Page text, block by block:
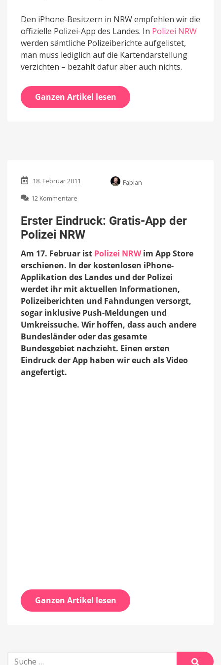
Den iPhone-Besitzern in NRW empfehlen wir die
offizielle Polizei-App des Landes. In Polizei NRW
werden sämtliche Polizeiberichte aufgelistet,
man muss lediglich auf die Kartendarstellung
verzichten – bezahlt dafür aber auch nichts.
Ganzen Artikel lesen
18. Februar 2011
Fabian
12 Kommentare
Eindruck:
Gratis-
App
Polizei
NRW
Erster Eindruck: Gratis-App der
Polizei NRW
Am 17. Februar ist Polizei NRWim App Store
erschienen. In der kostenlosen iPhone-
Applikation des Landes und der Polizei
werdet ihr mit aktuellen Informationen,
Polizeiberichten und Fahndungen versorgt,
sogar inklusive Push-Meldungen und
Umkreissuche. Wir hoffen, dass auch andere
Bundesländer oder das gesamte
Bundesgebiet nachzieht. Einen ersten
Eindruck der App haben wir euch als Video
angefertigt.
Ganzen Artikel lesen
Suche